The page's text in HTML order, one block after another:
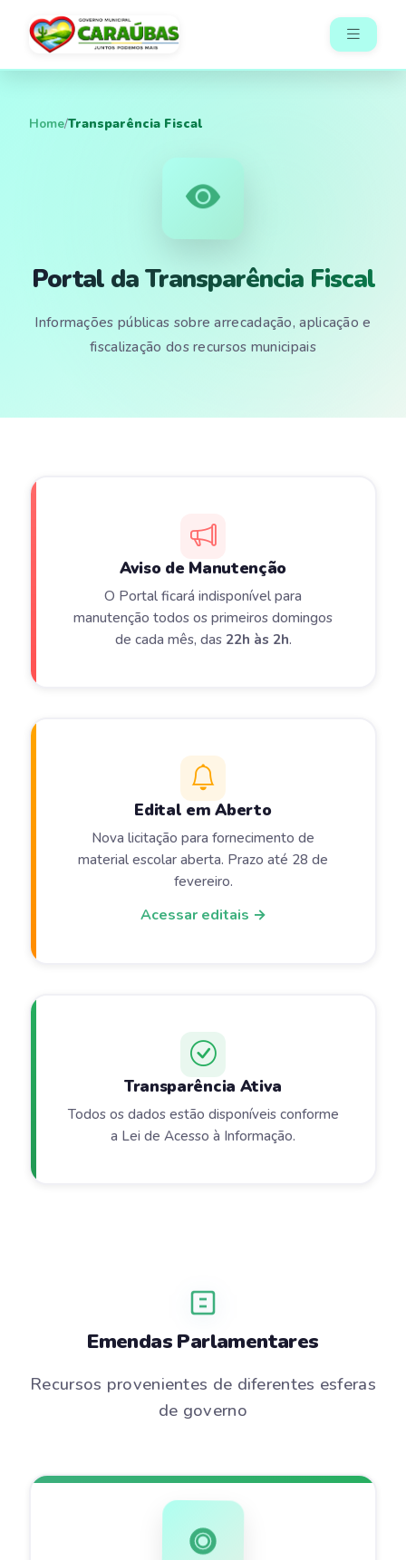
Home/Transparência Fiscal
Portal da Transparência Fiscal
Informações públicas sobre arrecadação, aplicação e
fiscalização dos recursos municipais
Aviso de Manutenção
O Portal ficará indisponível para
manutenção todos os primeiros domingos
de cada mês, das 22h às 2h.
Edital em Aberto
Nova licitação para fornecimento de
material escolar aberta. Prazo até 28 de
fevereiro.
Acessar editais →
Transparência Ativa
Todos os dados estão disponíveis conforme
a Lei de Acesso à Informação.
Emendas Parlamentares
Recursos provenientes de diferentes esferas
de governo